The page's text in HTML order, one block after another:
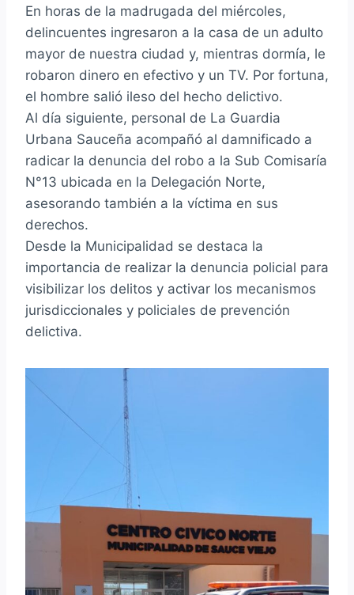
En horas de la madrugada del miércoles,
delincuentes ingresaron a la casa de un adulto
mayor de nuestra ciudad y, mientras dormía, le
robaron dinero en efectivo y un TV. Por fortuna,
el hombre salió ileso del hecho delictivo.
Al día siguiente, personal de La Guardia
Urbana Sauceña acompañó al damnificado a
radicar la denuncia del robo a la Sub Comisaría
N°13 ubicada en la Delegación Norte,
asesorando también a la víctima en sus
derechos.
Desde la Municipalidad se destaca la
importancia de realizar la denuncia policial para
visibilizar los delitos y activar los mecanismos
jurisdiccionales y policiales de prevención
delictiva.